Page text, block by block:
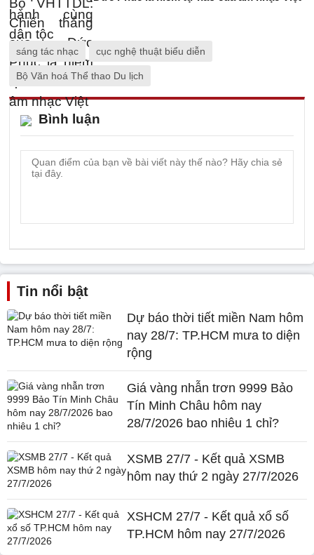
sáng tác nhạc cục nghệ thuật biểu diễn
Bộ Văn hoá Thể thao Du lịch
Bình luận
Tin nổi bật
Dự báo thời tiết miền Nam hôm
nay 28/7: TP.HCM mưa to diện
rộng
Giá vàng nhẫn trơn 9999 Bảo
Tín Minh Châu hôm nay
28/7/2026 bao nhiêu 1 chỉ?
XSMB 27/7 - Kết quả XSMB
hôm nay thứ 2 ngày 27/7/2026
XSHCM 27/7 - Kết quả xổ số
TP.HCM hôm nay 27/7/2026